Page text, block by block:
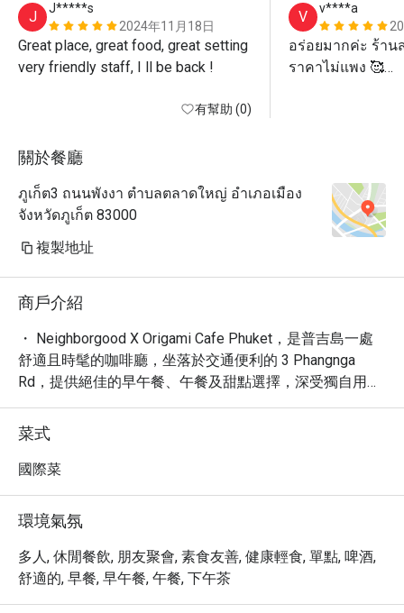
J
J*****s
2024年11月18日
Great place, great food, great setting
有幫助 (0)
V
v****a
อร่อยมากค่ะ ร้าน
ราคาไม่แพง 🥰
關於餐廳
ภูเก็ต3 ถนนพังงา ตำบลตลาดใหญ่ อำเภอเมือง
จังหวัดภูเก็ต 83000
複製地址
商戶介紹
・ Neighborgood X Origami Cafe Phuket，是普吉島一處
舒適且時髦的咖啡廳，坐落於交通便利的 3 Phangnga
Rd，提供絕佳的早午餐、午餐及甜點選擇，深受獨自用餐
者與尋找筆電工作空間的旅客喜愛。這裡有著輕鬆、安靜
且新潮的氛圍，是您在普吉島放鬆或高效工作的理想據
點，平均 4.7 星的高評價，證明了其出色的品質與服務。
・ 探索我們精心製作的咖啡、美味的餐點，以及令人垂涎
餐到精緻的午餐，Neighborgood X Origami Cafe Phuket
致力於提供讓您回味無窮的餐飲享受。
・ 立即透過 Eatigo 預訂，享用高達 5 折的獨家優惠，讓
您的普吉島美食之旅更加物超所值。
菜式
國際菜
環境氣氛
多人, 休閒餐飲, 朋友聚會, 素食友善, 健康輕食, 單點, 啤酒,
舒適的, 早餐, 早午餐, 午餐, 下午茶